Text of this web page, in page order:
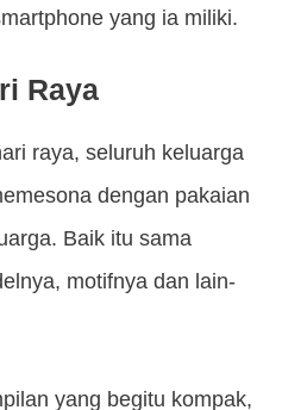
yang ia miliki.
Raya
raya, seluruh keluarga
dengan pakaian
Baik itu sama
motifnya dan lain-
yang begitu kompak,